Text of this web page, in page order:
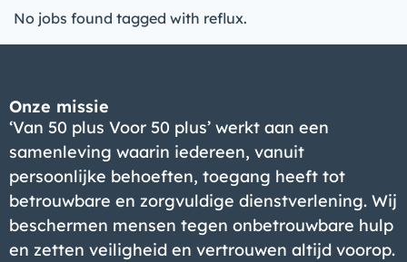
No jobs found tagged with reflux.
Onze missie
‘Van 50 plus Voor 50 plus’ werkt aan een
samenleving waarin iedereen, vanuit
persoonlijke behoeften, toegang heeft tot
betrouwbare en zorgvuldige dienstverlening. Wij
beschermen mensen tegen onbetrouwbare hulp
en zetten veiligheid en vertrouwen altijd voorop.